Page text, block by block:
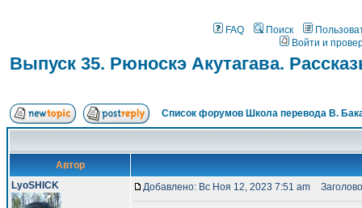
FAQ Поиск
Войти и
Выпуск 35. Рюноскэ Акутагава.
Список форумов Школа перевода В.
Автор
LyoSHICK
Добавлено: Вс Ноя 12, 2023 7:51 am